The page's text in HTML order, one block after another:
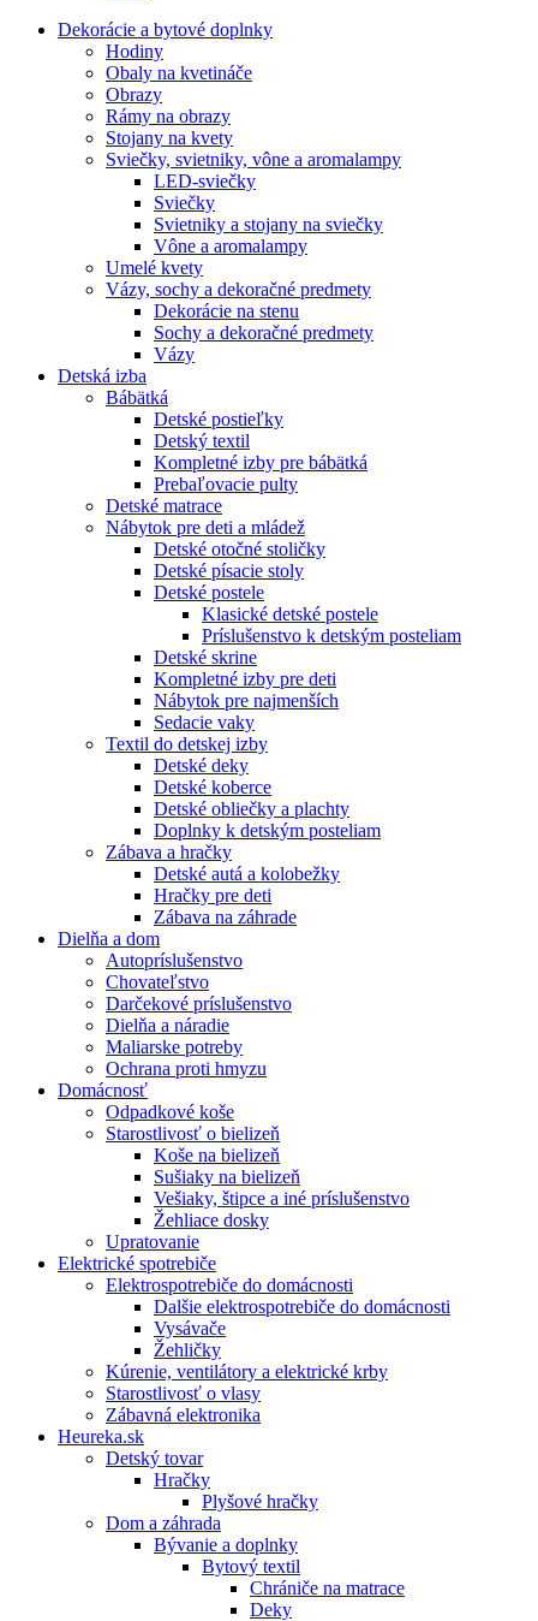
Dekorácie a bytové doplnky
Hodiny
Obaly na kvetináče
Obrazy
Rámy na obrazy
Stojany na kvety
Sviečky, svietniky, vône a aromalampy
LED-sviečky
Sviečky
Svietniky a stojany na sviečky
Vône a aromalampy
Umelé kvety
Vázy, sochy a dekoračné predmety
Dekorácie na stenu
Sochy a dekoračné predmety
Vázy
Detská izba
Bábätká
Detské postieľky
Detský textil
Kompletné izby pre bábätká
Prebaľovacie pulty
Detské matrace
Nábytok pre deti a mládež
Detské otočné stoličky
Detské písacie stoly
Detské postele
Klasické detské postele
Príslušenstvo k detským posteliam
Detské skrine
Kompletné izby pre deti
Nábytok pre najmenších
Sedacie vaky
Textil do detskej izby
Detské deky
Detské koberce
Detské obliečky a plachty
Doplnky k detským posteliam
Zábava a hračky
Detské autá a kolobežky
Hračky pre deti
Zábava na záhrade
Dielňa a dom
Autopríslušenstvo
Chovateľstvo
Darčekové príslušenstvo
Dielňa a náradie
Maliarske potreby
Ochrana proti hmyzu
Domácnosť
Odpadkové koše
Starostlivosť o bielizeň
Koše na bielizeň
Sušiaky na bielizeň
Vešiaky, štipce a iné príslušenstvo
Žehliace dosky
Upratovanie
Elektrické spotrebiče
Elektrospotrebiče do domácnosti
Dalšie elektrospotrebiče do domácnosti
Vysávače
Žehličky
Kúrenie, ventilátory a elektrické krby
Starostlivosť o vlasy
Zábavná elektronika
Heureka.sk
Detský tovar
Hračky
Plyšové hračky
Dom a záhrada
Bývanie a doplnky
Bytový textil
Chrániče na matrace
Deky